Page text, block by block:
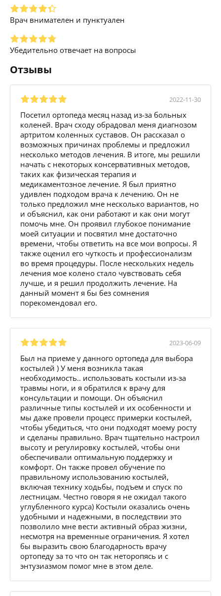
Врач внимателен и пунктуален
Убедительно отвечает на вопросы
Отзывы
2022-11-30
Посетил ортопеда месяц назад из-за больных
коленей. Врач сходу обрадовал меня диагнозом
артритом коленных суставов. Он рассказал о
возможных причинах проблемы и предложил
несколько методов лечения. В итоге, мы решили
начать с некоторых консервативных методов,
таких как физическая терапия и
медикаментозное лечение. Я был приятно
удивлен подходом врача к лечению. Он не
только предложил мне несколько вариантов, но
и объяснил, как они работают и как они могут
помочь мне. Он проявил глубокое понимание
моей ситуации и посвятил мне достаточно
времени, чтобы ответить на все мои вопросы. Я
также оценил его чуткость и профессионализм
во время процедуры. После нескольких недель
лечения мое колено стало чувствовать себя
лучше, и я решил продолжить лечение. На
данный момент я бы без сомнения
порекомендовал его.
2023-06-09
Был на приеме у данного ортопеда для выбора
костылей ) У меня возникла такая
необходимость.. использовать костыли из-за
травмы ноги, и я обратился к врачу для
консультации и помощи. Он объяснил
различные типы костылей и их особенности и
мы даже провели процесс примерки костылей,
чтобы убедиться, что они подходят моему росту
и сделаны правильно. Врач тщательно настроил
высоту и регулировку костылей, чтобы они
обеспечивали оптимальную поддержку и
комфорт. Он также провел обучение по
правильному использованию костылей,
включая технику ходьбы, подъем и спуск по
лестницам. Честно говоря я не ожидал такого
углубленного курса) Костыли оказались очень
удобными и надежными, в последствии это
позволило мне вести активный образ жизни,
несмотря на временные ограничения. Я хотел
бы выразить свою благодарность врачу
ортопеду за то что он так неторопясь и с
энтузиазмом помог мне в этом деле.